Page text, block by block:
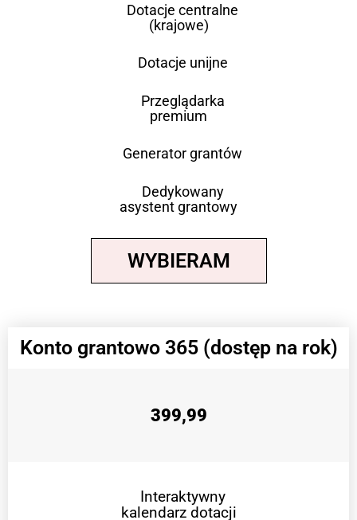
Dotacje centralne
(krajowe)
Dotacje unijne
Przeglądarka
premium
Generator grantów
Dedykowany
asystent grantowy
WYBIERAM
Konto grantowo 365 (dostęp na rok)
399,99
Interaktywny
kalendarz dotacji